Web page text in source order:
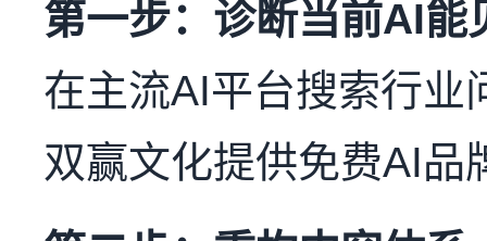
第一步：诊断当前AI能
在主流AI平台搜索行业
双赢文化提供免费AI品